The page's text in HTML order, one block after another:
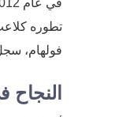
فولهام، سجل ديمبيلي 17 هدفًا في 46